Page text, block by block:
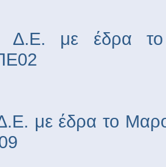
Δ.Ε. με έδρα το
με έδρα το